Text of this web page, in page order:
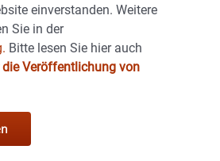
einverstanden. Weitere
Sie in der
Bitte lesen Sie hier auch
Veröffentlichung von